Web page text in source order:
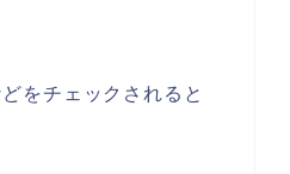
をチェックされると